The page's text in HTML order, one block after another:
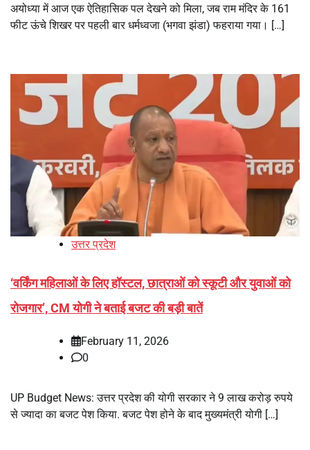
अयोध्या में आज एक ऐतिहासिक पल देखने को मिला, जब राम मंदिर के 161
फीट ऊंचे शिखर पर पहली बार धर्मध्वजा (भगवा झंडा) फहराया गया। […]
उत्तर प्रदेश
‘वर्किंग महिलाओं के लिए हॉस्टल, छात्राओं को स्कूटी और युवाओं को
रोजगार’, CM योगी ने बताई बजट की बड़ी बातें
February 11, 2026
0
UP Budget News: उत्तर प्रदेश की योगी सरकार ने 9 लाख करोड़ रुपये
से ज्यादा का बजट पेश किया. बजट पेश होने के बाद मुख्यमंत्री योगी […]